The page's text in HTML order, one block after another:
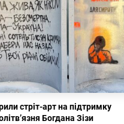
за запитом:
стріт-арт на підтримку
Богдана Зізи